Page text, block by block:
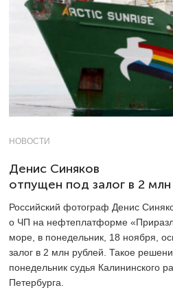
НОВОСТИ
Денис Синяков
отпущен под залог в 2
Российский фотограф Денис
о ЧП на нефтеплатформе
море, в понедельник, 18 ноября,
залог в 2 млн рублей. Такое
понедельник судья Калининского
Петербурга.